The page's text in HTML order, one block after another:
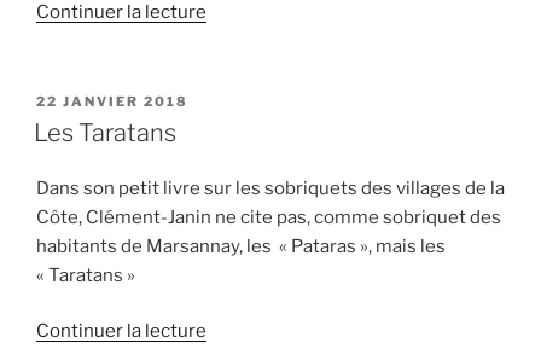
Continuer la lecture
PUBLIÉ
LE
22 JANVIER 2018
Les Taratans
Dans son petit livre sur les sobriquets des villages de la
Côte, Clément-Janin ne cite pas, comme sobriquet des
habitants de Marsannay, les « Pataras », mais les
« Taratans »
Continuer la lecture